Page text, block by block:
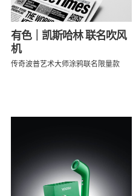
有色｜凯斯哈林 联名吹风
机
传奇波普艺术大师涂鸦联名限量款